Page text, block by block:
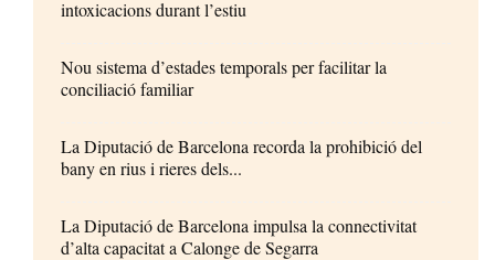
intoxicacions durant l’estiu
Nou sistema d’estades temporals per facilitar la
conciliació familiar
La Diputació de Barcelona recorda la prohibició del
bany en rius i rieres dels...
La Diputació de Barcelona impulsa la connectivitat
d’alta capacitat a Calonge de Segarra